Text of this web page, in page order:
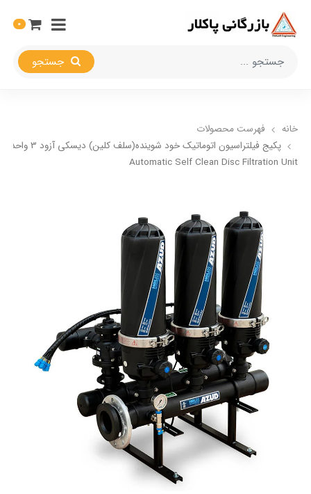
0
خانه فهرست محصولات
Automatic Self Clean Disc Filtration Unit